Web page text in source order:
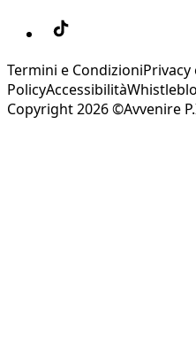
Termini e CondizioniPrivacy
PolicyAccessibilità
Copyright 2026 ©Avvenire